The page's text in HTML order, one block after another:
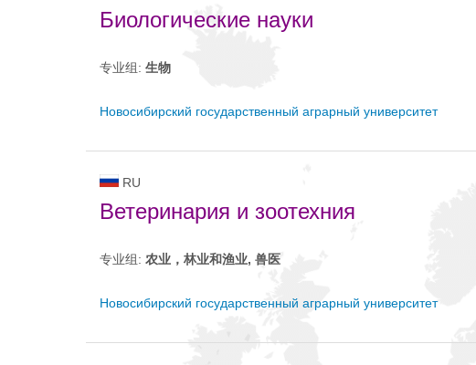
Биологические науки
专业组: 生物
Новосибирский государственный аграрный университет
RU
Ветеринария и зоотехния
专业组: 农业，林业和渔业, 兽医
Новосибирский государственный аграрный университет